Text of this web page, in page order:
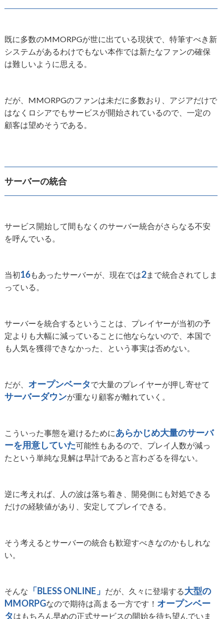
既に多数のMMORPGが世に出ている現状で、特筆すべき新
システムがあるわけでもない本作では新たなファンの確保
は難しいように思える。
だが、MMORPGのファンは未だに多数おり、アジアだけで
はなくロシアでもサービスが開始されているので、一定の
顧客は望めそうである。
サーバーの統合
サービス開始して間もなくのサーバー統合がさらなる不安
を呼んでいる。
当初16もあったサーバーが、現在では2まで統合されてしま
っている。
サーバーを統合するということは、プレイヤーが当初の予
定よりも大幅に減っていることに他ならないので、本国で
も人気を獲得できなかった、という事実は否めない。
だが、 オープンベータで大量のプレイヤーが押し寄せて
サーバーダウンが重なり顧客が離れていく。
こういった事態を避けるためにあらかじめ大量のサーバ
ーを用意していた可能性もあるので、プレイ人数が減っ
たという単純な見解は早計であると言わざるを得ない。
逆に考えれば、人の波は落ち着き、開発側にも対処できる
だけの経験値があり、安定してプレイできる。
そう考えるとサーバーの統合も歓迎すべきなのかもしれな
い。
そんな 「BLESS ONLINE」 だが、久々に登場する大型の
MMORPGなので期待は高まる一方です！ オープンベー
タはもちろん早めの正式サービスの開始を待ち望んでいま